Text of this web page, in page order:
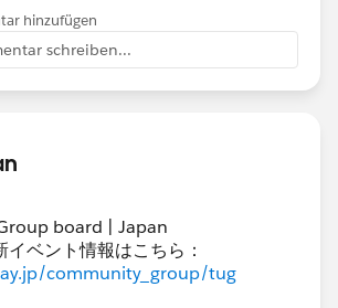
hinzufügen
schreiben...
board | Japan
イベント情報はこちら：
community_group/tug